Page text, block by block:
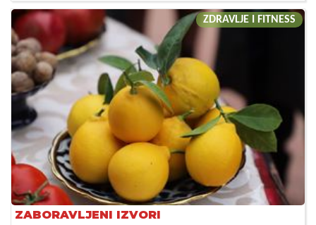
ZDRAVLJE I FITNESS
ZABORAVLJENI IZVORI